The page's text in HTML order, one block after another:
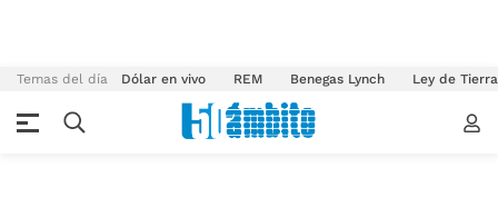
Temas del día Dólar en vivo REM Benegas Lynch Ley de